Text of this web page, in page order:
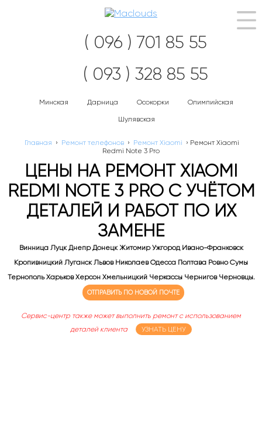
( 096 ) 701 85 55
( 093 ) 328 85 55
Минская Дарница Осокорки Олимпийская
Шулявская
Главная › Ремонт телефонов › Ремонт Xiaomi › Ремонт Xiaomi
Redmi Note 3 Pro
ЦЕНЫ НА РЕМОНТ XIAOMI
REDMI NOTE 3 PRO С УЧЁТОМ
ДЕТАЛЕЙ И РАБОТ ПО ИХ
ЗАМЕНЕ
Винница Луцк Днепр Донецк Житомир Ужгород Ивано-Франковск
Кропивницкий Луганск Львов Николаев Одесса Полтава Ровно Сумы
Тернополь Харьков Херсон Хмельницкий Черкассы Чернигов Черновцы.
ОТПРАВИТЬ ПО НОВОЙ ПОЧТЕ
Сервис-центр также может выполнить ремонт с использованием
деталей клиента
УЗНАТЬ ЦЕНУ